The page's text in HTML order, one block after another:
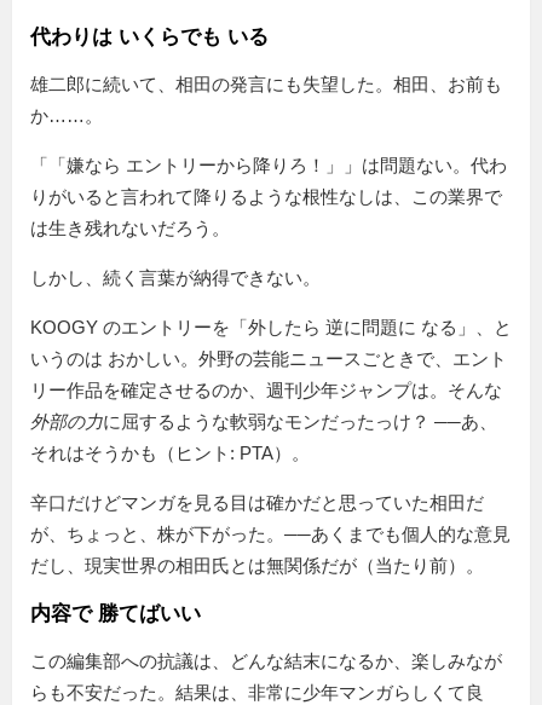
代わりは いくらでも いる
雄二郎に続いて、相田の発言にも失望した。相田、お前も
か……。
「 嫌なら エントリーから降りろ！
」は問題ない。代わ
りがいると言われて降りるような根性なしは、この業界で
は生き残れないだろう。
しかし、続く言葉が納得できない。
KOOGY のエントリーを 外したら 逆に問題に なる
、と
いうのは おかしい。外野の芸能ニュースごときで、エント
リー作品を確定させるのか、週刊少年ジャンプは。そんな
外部の力に屈するような軟弱なモンだったっけ？ ──あ、
それはそうかも（ヒント: PTA）。
辛口だけどマンガを見る目は確かだと思っていた相田だ
が、ちょっと、株が下がった。──あくまでも個人的な意見
だし、現実世界の相田氏とは無関係だが（当たり前）。
内容で 勝てばいい
この編集部への抗議は、どんな結末になるか、楽しみなが
らも不安だった。結果は、非常に少年マンガらしくて良